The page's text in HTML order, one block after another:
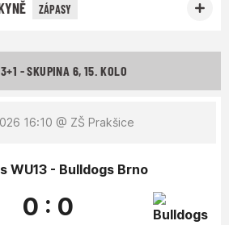
ZÁPASY
- SKUPINA 6, 15. KOLO
16:10 @ ZŠ Prakšice
WU13 - Bulldogs Brno
0 : 0